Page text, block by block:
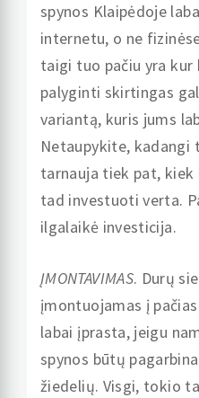
spynos Klaipėdoje
internetu, o ne
taigi tuo pačiu yra kur
palyginti skirtingas
variantą, kuris jums
Netaupykite, kadangi
tarnauja tiek pat, kiek
tad investuoti verta.
ilgalaikė investicija.
ĮMONTAVIMAS. Durų
įmontuojamas į
labai įprasta, jeigu
spynos būtų
žiedelių. Visgi, tokio